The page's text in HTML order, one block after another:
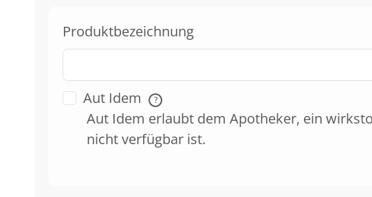
Produktbezeichnung
Aut Idem ?
Aut Idem erlaubt dem Apotheker, ein
nicht verfügbar ist.